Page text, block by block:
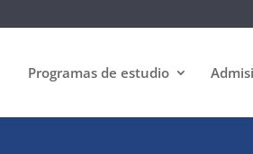
Programas de estudio